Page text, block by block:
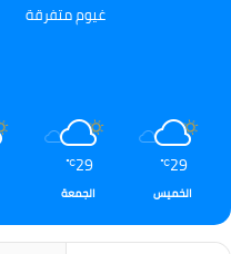
غيوم متفرقة
29
℃
الخميس
29
℃
الجمعة